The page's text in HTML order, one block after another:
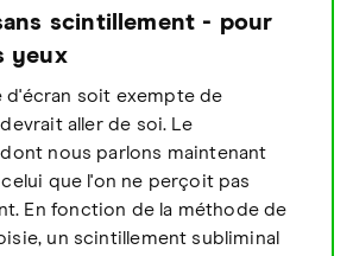
scintillement - pour
yeux
d'écran soit exempte de
aller de soi. Le
nous parlons maintenant
que l'on ne perçoit pas
En fonction de la méthode de
un scintillement subliminal